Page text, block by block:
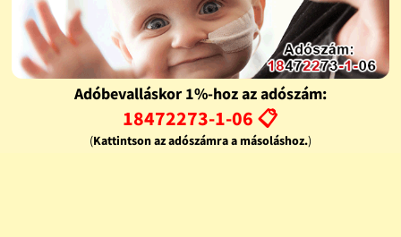
Adóbevalláskor 1%-hoz az adószám:
18472273-1-06 📋
(Kattintson az adószámra a másoláshoz.)